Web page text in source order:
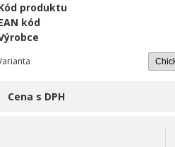
produktu
kód
Cena s DPH